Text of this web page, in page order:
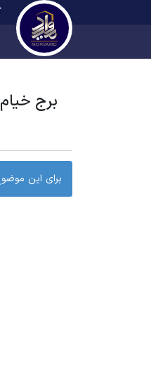
برج خیام
برای این موضوع 1نوشته موجود